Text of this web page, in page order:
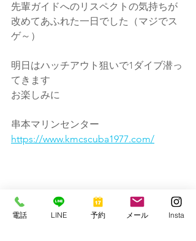
先輩ガイドへのリスペクトの気持ちが
改めてあふれた一日でした（マジでス
ゲ～）
明日はハッチアウト狙いで1ダイブ潜っ
てきます
お楽しみに
串本マリンセンター
https://www.kmcscuba1977.com/
電話 LINE 予約 メール Insta